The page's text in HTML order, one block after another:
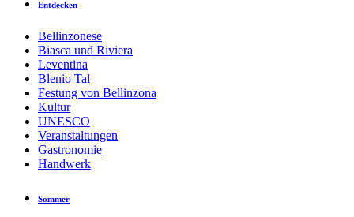
Entdecken
Bellinzonese
Biasca und Riviera
Leventina
Blenio Tal
Festung von Bellinzona
Kultur
UNESCO
Veranstaltungen
Gastronomie
Handwerk
Sommer